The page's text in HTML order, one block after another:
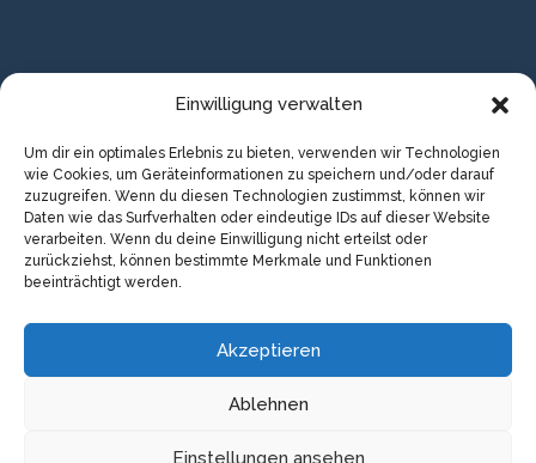
Einwilligung verwalten
Um dir ein optimales Erlebnis zu bieten, verwenden wir Technologien
wie Cookies, um Geräteinformationen zu speichern und/oder darauf
zuzugreifen. Wenn du diesen Technologien zustimmst, können wir
Daten wie das Surfverhalten oder eindeutige IDs auf dieser Website
verarbeiten. Wenn du deine Einwilligung nicht erteilst oder
zurückziehst, können bestimmte Merkmale und Funktionen
beeinträchtigt werden.
Akzeptieren
Ablehnen
Einstellungen ansehen
Adresse
Kaiserstraße 10 a |
49809 Lingen (Ems)
(0591) 966 205 11